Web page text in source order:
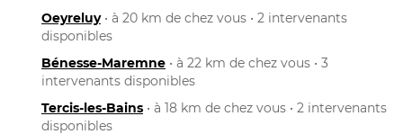
Oeyreluy• à 20 km de chez vous • 2 intervenants
disponibles
Bénesse-Maremne • à 22 km de chez vous • 3
intervenants disponibles
Tercis-les-Bains • à 18 km de chez vous • 2 intervenants
disponibles